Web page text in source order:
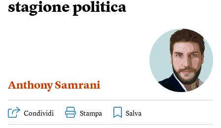
stagione politica
Anthony Samrani
Condividi Stampa